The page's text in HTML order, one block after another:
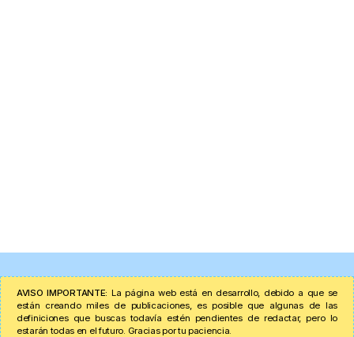
AVISO IMPORTANTE: La página web está en desarrollo, debido a que se
están creando miles de publicaciones, es posible que algunas de las
definiciones que buscas todavía estén pendientes de redactar, pero lo
estarán todas en el futuro. Gracias por tu paciencia.